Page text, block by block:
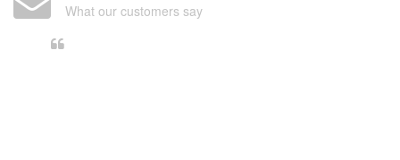
What our customers say